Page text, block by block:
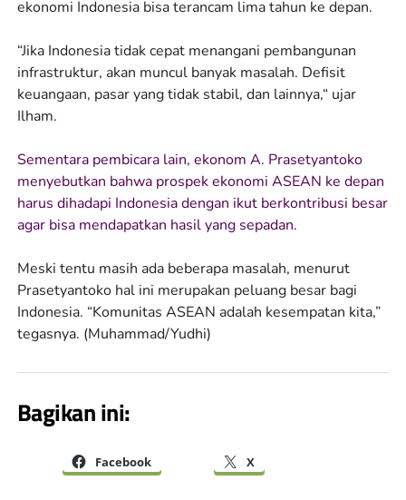
ekonomi Indonesia bisa terancam lima tahun ke depan.
“Jika Indonesia tidak cepat menangani pembangunan
infrastruktur, akan muncul banyak masalah. Defisit
keuangaan, pasar yang tidak stabil, dan lainnya,“ ujar
Ilham.
Sementara pembicara lain, ekonom A. Prasetyantoko
menyebutkan bahwa prospek ekonomi ASEAN ke depan
harus dihadapi Indonesia dengan ikut berkontribusi besar
agar bisa mendapatkan hasil yang sepadan.
Meski tentu masih ada beberapa masalah, menurut
Prasetyantoko hal ini merupakan peluang besar bagi
Indonesia. “Komunitas ASEAN adalah kesempatan kita,”
tegasnya. (Muhammad/Yudhi)
Bagikan ini:
Facebook X